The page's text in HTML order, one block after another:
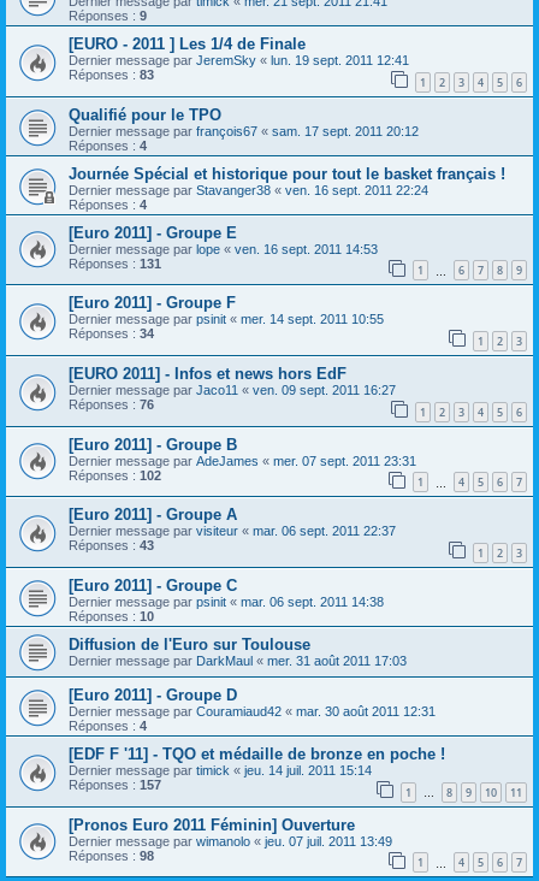
Réponses : 9
[EURO - 2011 ] Les 1/4 de Finale
Dernier message par JeremSky « lun. 19 sept. 2011 12:41
Réponses : 83 1 2 3 4 5 6
Qualifié pour le TPO
Dernier message par françois67 « sam. 17 sept. 2011 20:12
Réponses : 4
Journée Spécial et historique pour tout le basket français !
Dernier message par Stavanger38 « ven. 16 sept. 2011 22:24
Réponses : 4
[Euro 2011] - Groupe E
Dernier message par lope « ven. 16 sept. 2011 14:53
Réponses : 131 1 6 7 8 9
[Euro 2011] - Groupe F
Dernier message par psinit « mer. 14 sept. 2011 10:55
Réponses : 34 1 2 3
[EURO 2011] - Infos et news hors EdF
Dernier message par Jaco11 « ven. 09 sept. 2011 16:27
Réponses : 76 1 2 3 4 5 6
[Euro 2011] - Groupe B
Dernier message par AdeJames « mer. 07 sept. 2011 23:31
Réponses : 102 1 4 5 6 7
[Euro 2011] - Groupe A
Dernier message par visiteur « mar. 06 sept. 2011 22:37
Réponses : 43 1 2 3
[Euro 2011] - Groupe C
Dernier message par psinit « mar. 06 sept. 2011 14:38
Réponses : 10
Diffusion de l'Euro sur Toulouse
Dernier message par DarkMaul « mer. 31 août 2011 17:03
[Euro 2011] - Groupe D
Dernier message par Couramiaud42 « mar. 30 août 2011 12:31
Réponses : 4
[EDF F '11] - TQO et médaille de bronze en poche !
Dernier message par timick « jeu. 14 juil. 2011 15:14
Réponses : 157 1 … 8 9 10 11
[Pronos Euro 2011 Féminin] Ouverture
Dernier message par wimanolo « jeu. 07 juil. 2011 13:49
Réponses : 98 1 4 5 6 7